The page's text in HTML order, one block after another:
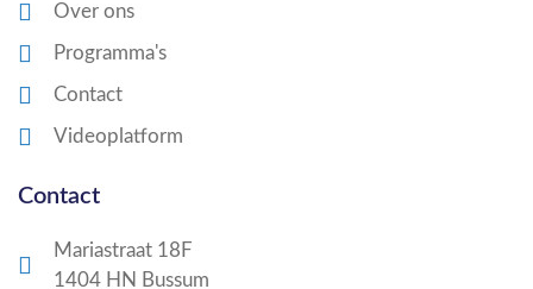
Over ons
Programma's
Contact
Videoplatform
Contact
Mariastraat 18F
1404 HN Bussum